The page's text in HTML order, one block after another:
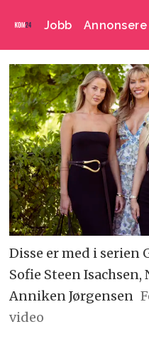
Jobb Annonsere
Disse er med i serien
Sofie Steen
Anniken Jørgensen
video